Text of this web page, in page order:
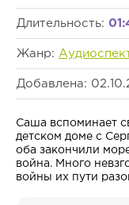
Длительность:
Жанр:
Добавлена:
Саша вспоминает
детском доме с
оба закончили
война. Много
войны их пути